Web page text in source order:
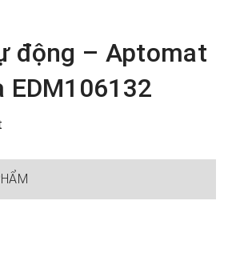
động – Aptomat
EDM106132